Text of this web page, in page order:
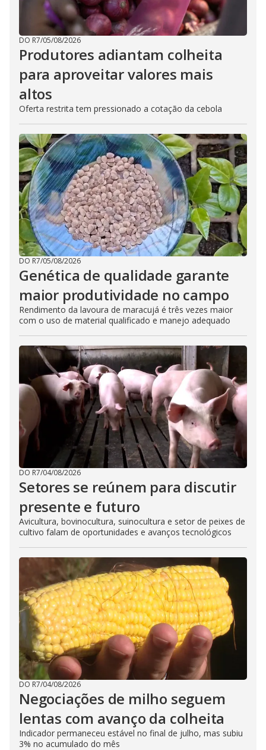
DO R7/05/08/2026
Produtores adiantam colheita
para aproveitar valores mais
altos
Oferta restrita tem pressionado a cotação da cebola
DO R7/05/08/2026
Genética de qualidade garante
maior produtividade no campo
Rendimento da lavoura de maracujá é três vezes maior
com o uso de material qualificado e manejo adequado
DO R7/04/08/2026
Setores se reúnem para discutir
presente e futuro
Avicultura, bovinocultura, suinocultura e setor de peixes de
cultivo falam de oportunidades e avanços tecnológicos
DO R7/04/08/2026
Negociações de milho seguem
lentas com avanço da colheita
Indicador permaneceu estável no final de julho, mas subiu
3% no acumulado do mês